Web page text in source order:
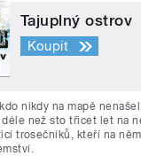
Tajuplný ostrov
Koupit
nikdy na mapě
než sto třicet let na
trosečníků, kteří na